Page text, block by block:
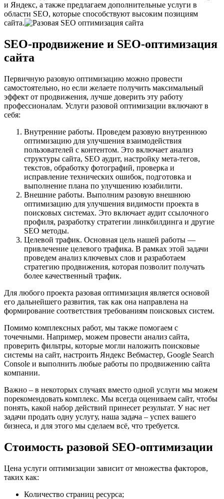
и Яндекс, а также предлагаем дополнительные услуги в
области SEO, которые способствуют высоким позициям
сайта.
SEO-продвижение и SEO-оптимизация
сайта
Первичную разовую оптимизацию можно провести
самостоятельно, но если желаете получить максимальный
эффект от продвижения, лучше доверить эту работу
профессионалам. Услуги разовой оптимизации включают в
себя:
Внутренние работы. Проведем разовую внутреннюю
оптимизацию для улучшения взаимодействия
пользователей с контентом. Это включает анализ
структуры сайта, SEO аудит, настройку мета-тегов,
текстов, обработку фотографий, проверка и
исправление технических ошибок, подготовка и
выполнение плана по улучшению юзабилити.
Внешние работы. Выполним разовую внешнюю
оптимизацию для улучшения видимости проекта в
поисковых системах. Это включает аудит ссылочного
профиля, разработку стратегии линкбилдинга и другие
SEO методы.
Целевой трафик. Основная цель нашей работы —
привлечение целевого трафика. В рамках этой задачи
проведем анализ ключевых слов и разработаем
стратегию продвижения, которая позволит получать
более качественный трафик.
Для любого проекта разовая оптимизация является основой
его дальнейшего развития, так как она направлена на
формирование соответствия требованиям поисковых систем.
Помимо комплексных работ, мы также помогаем с
точечными. Например, можем провести анализ сайта,
проверить фильтры, которые могли наложить поисковые
системы на сайт, настроить Яндекс Вебмастер, Google Search
Console и выполнить любые работы по продвижению сайта
компании.
Важно – в некоторых случаях вместо одной услуги мы можем
порекомендовать комплекс. Мы всегда оцениваем сайт, чтобы
понять, какой набор действий принесет результат. У нас нет
задачи продать одну услугу, наша задача – успех вашего
бизнеса, и для этого мы сделаем всё, что требуется.
Стоимость разовой SEO-оптимизации
Цена услуги оптимизации зависит от множества факторов,
таких как:
Количество страниц ресурса;